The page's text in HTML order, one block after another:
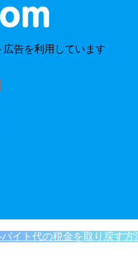
告を利用しています
イト代の税金を取り戻す方